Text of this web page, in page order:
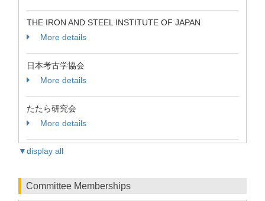
THE IRON AND STEEL INSTITUTE OF JAPAN
More details
日本考古学協会
More details
たたら研究会
More details
▼display all
Committee Memberships